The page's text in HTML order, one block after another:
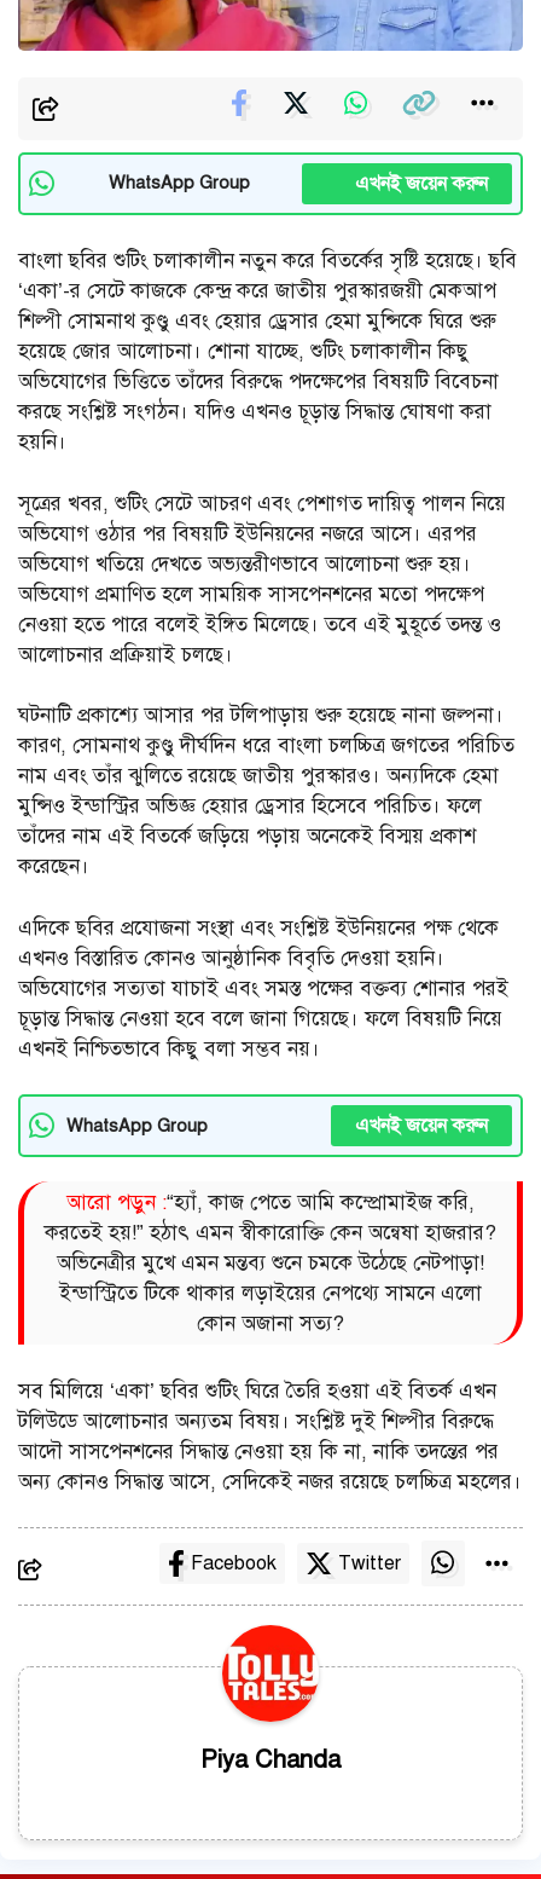
WhatsApp Group এখনই জয়েন করুন
বাংলা ছবির শুটিং চলাকালীন নতুন করে বিতর্কের সৃষ্টি হয়েছে। ছবি
‘একা’-র সেটে কাজকে কেন্দ্র করে জাতীয় পুরস্কারজয়ী মেকআপ
শিল্পী সোমনাথ কুণ্ডু এবং হেয়ার ড্রেসার হেমা মুন্সিকে ঘিরে শুরু
হয়েছে জোর আলোচনা। শোনা যাচ্ছে, শুটিং চলাকালীন কিছু
অভিযোগের ভিত্তিতে তাঁদের বিরুদ্ধে পদক্ষেপের বিষয়টি বিবেচনা
করছে সংশ্লিষ্ট সংগঠন। যদিও এখনও চূড়ান্ত সিদ্ধান্ত ঘোষণা করা
হয়নি।
সূত্রের খবর, শুটিং সেটে আচরণ এবং পেশাগত দায়িত্ব পালন নিয়ে
অভিযোগ ওঠার পর বিষয়টি ইউনিয়নের নজরে আসে। এরপর
অভিযোগ খতিয়ে দেখতে অভ্যন্তরীণভাবে আলোচনা শুরু হয়।
অভিযোগ প্রমাণিত হলে সাময়িক সাসপেনশনের মতো পদক্ষেপ
নেওয়া হতে পারে বলেই ইঙ্গিত মিলেছে। তবে এই মুহূর্তে তদন্ত ও
আলোচনার প্রক্রিয়াই চলছে।
ঘটনাটি প্রকাশ্যে আসার পর টলিপাড়ায় শুরু হয়েছে নানা জল্পনা।
কারণ, সোমনাথ কুণ্ডু দীর্ঘদিন ধরে বাংলা চলচ্চিত্র জগতের পরিচিত
নাম এবং তাঁর ঝুলিতে রয়েছে জাতীয় পুরস্কারও। অন্যদিকে হেমা
মুন্সিও ইন্ডাস্ট্রির অভিজ্ঞ হেয়ার ড্রেসার হিসেবে পরিচিত। ফলে
তাঁদের নাম এই বিতর্কে জড়িয়ে পড়ায় অনেকেই বিস্ময় প্রকাশ
করেছেন।
এদিকে ছবির প্রযোজনা সংস্থা এবং সংশ্লিষ্ট ইউনিয়নের পক্ষ থেকে
এখনও বিস্তারিত কোনও আনুষ্ঠানিক বিবৃতি দেওয়া হয়নি।
অভিযোগের সত্যতা যাচাই এবং সমস্ত পক্ষের বক্তব্য শোনার পরই
চূড়ান্ত সিদ্ধান্ত নেওয়া হবে বলে জানা গিয়েছে। ফলে বিষয়টি নিয়ে
এখনই নিশ্চিতভাবে কিছু বলা সম্ভব নয়।
WhatsApp Group এখনই জয়েন করুন
আরো পড়ুন :“হ্যাঁ, কাজ পেতে আমি কম্প্রোমাইজ করি,
করতেই হয়!” হঠাৎ এমন স্বীকারোক্তি কেন অন্বেষা হাজরার?
অভিনেত্রীর মুখে এমন মন্তব্য শুনে চমকে উঠেছে নেটপাড়া!
ইন্ডাস্ট্রিতে টিকে থাকার লড়াইয়ের নেপথ্যে সামনে এলো
কোন অজানা সত্য?
সব মিলিয়ে ‘একা’ ছবির শুটিং ঘিরে তৈরি হওয়া এই বিতর্ক এখন
টলিউডে আলোচনার অন্যতম বিষয়। সংশ্লিষ্ট দুই শিল্পীর বিরুদ্ধে
আদৌ সাসপেনশনের সিদ্ধান্ত নেওয়া হয় কি না, নাকি তদন্তের পর
অন্য কোনও সিদ্ধান্ত আসে, সেদিকেই নজর রয়েছে চলচ্চিত্র মহলের।
Facebook Twitter
Piya Chanda